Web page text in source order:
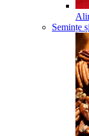
Semințe